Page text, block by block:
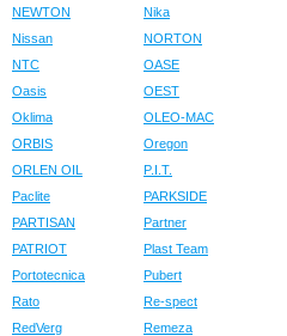
NEWTON
Nika
Nissan
NORTON
NTC
OASE
Oasis
OEST
Oklima
OLEO-MAC
ORBIS
Oregon
ORLEN OIL
P.I.T.
Paclite
PARKSIDE
PARTISAN
Partner
PATRIOT
Plast Team
Portotecnica
Pubert
Rato
Re-spect
RedVerg
Remeza